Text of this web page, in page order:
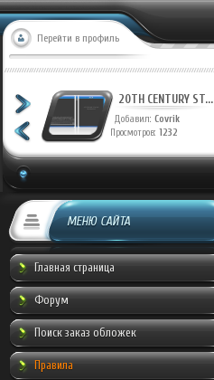
Перейти в профиль
20TH CENTURY ST...
Добавил: Covrik
Просмотров: 1232
МЕНЮ САЙТА
Главная страница
Форум
Поиск заказ обложек
Правила